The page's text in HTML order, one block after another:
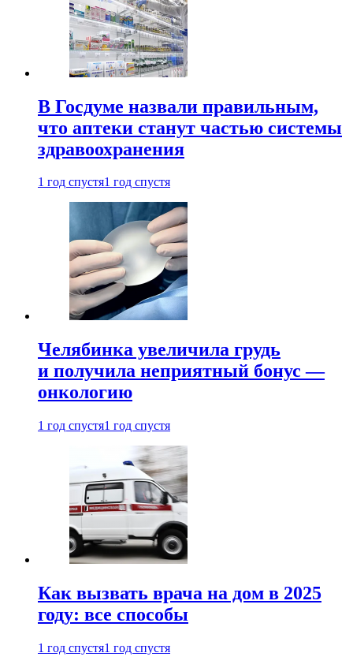
В Госдуме назвали правильным,
что аптеки станут частью системы
здравоохранения
1 год спустя1 год спустя
Челябинка увеличила грудь
и получила неприятный бонус —
онкологию
1 год спустя1 год спустя
Как вызвать врача на дом в 2025
году: все способы
1 год спустя1 год спустя